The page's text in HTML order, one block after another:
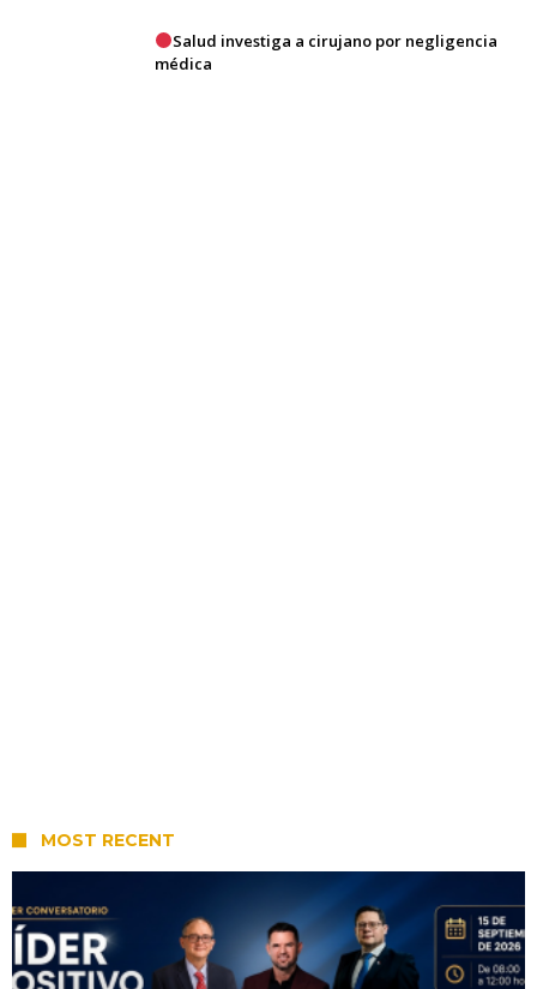
Salud investiga a cirujano por negligencia
médica
MOST RECENT